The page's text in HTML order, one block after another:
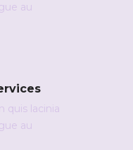
au
quis lacinia
au